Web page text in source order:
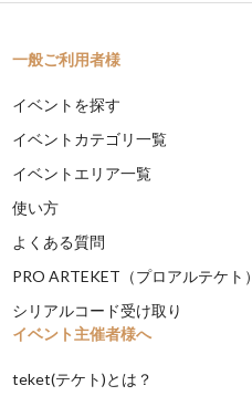
一般ご利用者様
イベントを探す
イベントカテゴリ一覧
イベントエリア一覧
使い方
よくある質問
PRO ARTEKET（プロアルテケト）
シリアルコード受け取り
イベント主催者様へ
teket(テケト)とは？